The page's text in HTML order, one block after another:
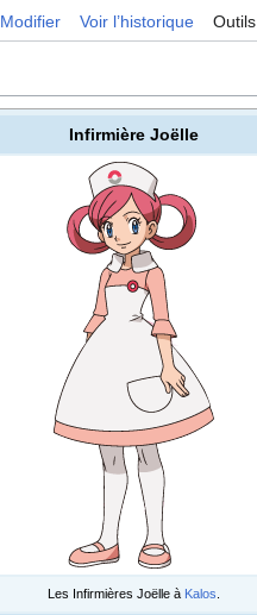
Modifier Voir l’historique Outils
Infirmière Joëlle
Les Infirmières Joëlle à Kalos